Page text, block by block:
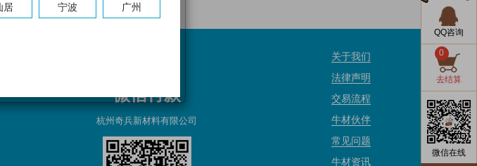
微信付款
杭州奇兵新材料有限公司
关于我们
法律声明
交易流程
牛材伙伴
常见问题
牛材资讯
QQ咨询
0
去结算
微信在线
居 宁波 广州